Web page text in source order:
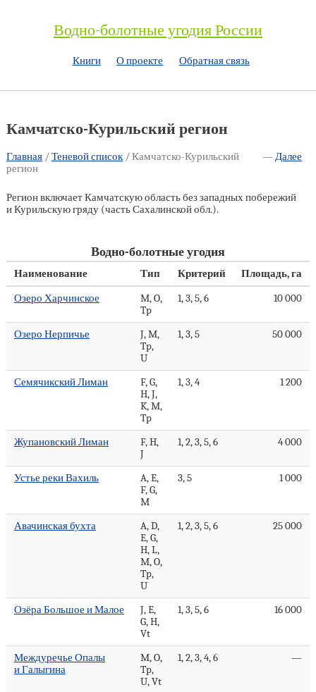
Водно-болотные угодия России
Книги О проекте Обратная связь
Камчатско-Курильский регион
Главная/ —Далее
Теневой список/Камчатско-Курильский
регион
Регион включает Камчатскую область без западных побережий
и Курильскую гряду (часть Сахалинской обл.).
Водно-болотные угодия
Наименование Тип Критерий Площадь, га
Озеро Харчинское
M, O,
Tp
1, 3, 5, 6 10 000
Озеро Нерпичье
J, M,
Tp,
U
1, 3, 5 50 000
Семячикский Лиман
F, G,
H, J,
K, M,
Tp
1, 3, 4 1 200
Жупановский Лиман
F, H,
J
1, 2, 3, 5, 6 4 000
Устье реки Вахиль
A, E,
F, G,
M
3, 5 1 000
Авачинская бухта
A, D,
E, G,
H, L,
M, O,
Tp,
U
1, 2, 3, 5, 6 25 000
Озёра Большое и Малое
J, E,
G, H,
Vt
1, 3, 5, 6 16 000
Междуречье Опалы
и Галыгина
M, O,
Tp,
U, Vt
1, 2, 3, 4, 6 —